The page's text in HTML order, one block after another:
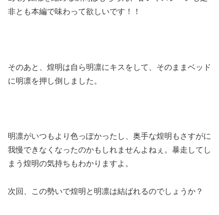
非とも本編で味わって欲しいです！！
そのあと、煌明は自ら明凛にキスをして、そのままベッド
に明凛を押し倒しました。
明凛がいつもより色っぽかったし、奥手な煌明もさすがに
我慢できなくなったのかもしれませんよねぇ。暴走してし
まう煌明の気持ちもわかりますよ。
次回、この勢いで煌明と明凛は結ばれるのでしょうか？